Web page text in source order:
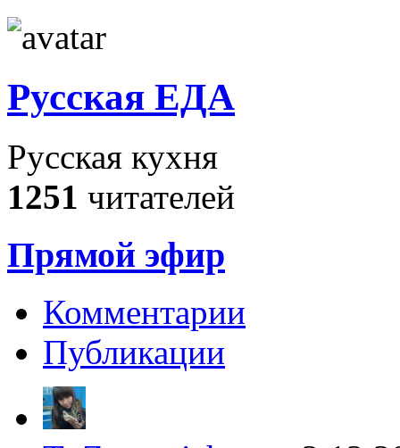
Русская ЕДА
Русская кухня
1251 читателей
Прямой эфир
Комментарии
Публикации